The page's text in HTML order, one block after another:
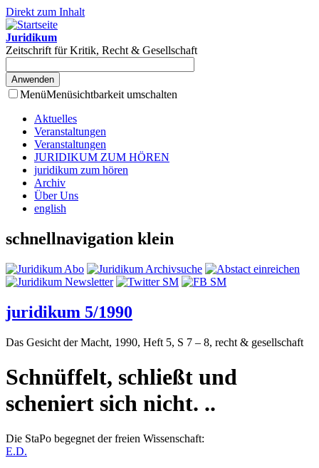
Direkt zum Inhalt
Juridikum
Zeitschrift für Kritik, Recht & Gesellschaft
MenüMenüsichtbarkeit umschalten
Aktuelles
Veranstaltungen
Veranstaltungen
JURIDIKUM ZUM HÖREN
juridikum zum hören
Archiv
Über Uns
english
schnellnavigation klein
juridikum 5/1990
Das Gesicht der Macht, 1990, Heft 5, S 7 – 8, recht & gesellschaft
Schnüffelt, schließt und
scheniert sich nicht. ..
Die StaPo begegnet der freien Wissenschaft:
E.D.